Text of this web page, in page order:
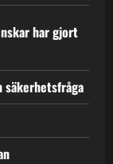
har gjort